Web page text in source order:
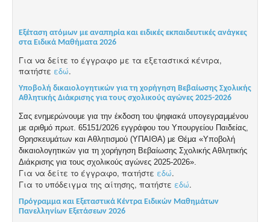
Εξέταση ατόμων με αναπηρία και ειδικές εκπαιδευτικές ανάγκες
στα Ειδικά Μαθήματα 2026
Για να δείτε το έγγραφο με τα εξεταστικά κέντρα,
πατήστε εδώ.
Υποβολή δικαιολογητικών για τη χορήγηση Βεβαίωσης Σχολικής
Αθλητικής Διάκρισης για τους σχολικούς αγώνες 2025-2026
Σας ενημερώνουμε για την έκδοση του ψηφιακά υπογεγραμμένου
με αριθμό πρωτ. 65151/2026 εγγράφου του Υπουργείου Παιδείας,
Θρησκευμάτων και Αθλητισμού (ΥΠΑΙΘΑ) με Θέμα «Υποβολή
δικαιολογητικών για τη χορήγηση Βεβαίωσης Σχολικής Αθλητικής
Διάκρισης για τους σχολικούς αγώνες 2025-2026».
Για να δείτε το έγγραφο, πατήστε εδώ.
Για το υπόδειγμα της αίτησης, πατήστε εδώ.
Πρόγραμμα και Εξεταστικά Κέντρα Ειδικών Μαθημάτων
Πανελληνίων Εξετάσεων 2026